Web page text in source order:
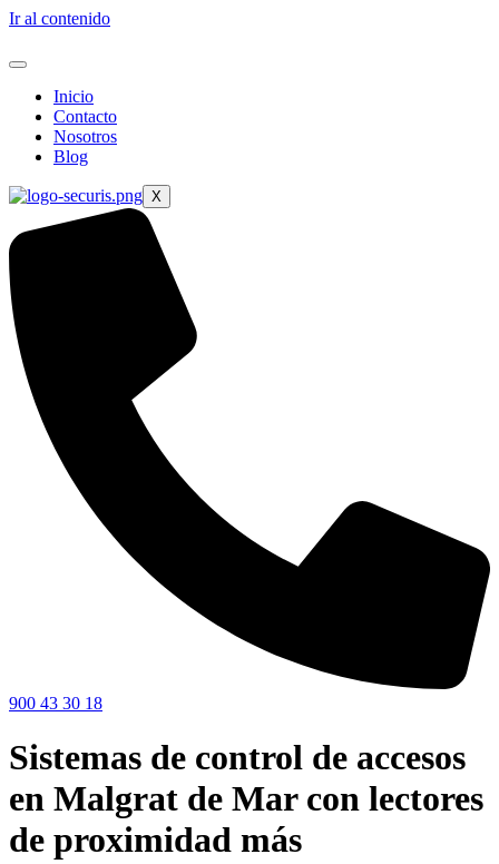
Ir al contenido
Inicio
Contacto
Nosotros
Blog
X
900 43 30 18
Sistemas de control de accesos
en Malgrat de Mar con lectores
de proximidad más